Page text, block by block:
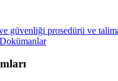
güvenliği prosedürü ve
Dokümanlar